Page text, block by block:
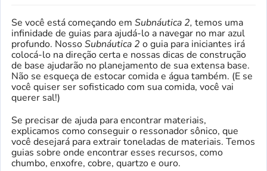
Se você está começando em Subnáutica 2, temos uma
infinidade de guias para ajudá-lo a navegar no mar azul
profundo. NossoSubnáutica 2 o guia para iniciantes irá
colocá-lo na direção certa e nossas dicas de construção
de base ajudarão no planejamento de sua extensa base.
Não se esqueça de estocar comida e água também. (E se
você quiser ser sofisticado com sua comida, você vai
querer sal!)
Se precisar de ajuda para encontrar materiais,
explicamos como conseguir o ressonador sônico, que
você desejará para extrair toneladas de materiais. Temos
guias sobre onde encontrar esses recursos, como
chumbo, enxofre, cobre, quartzo e ouro.